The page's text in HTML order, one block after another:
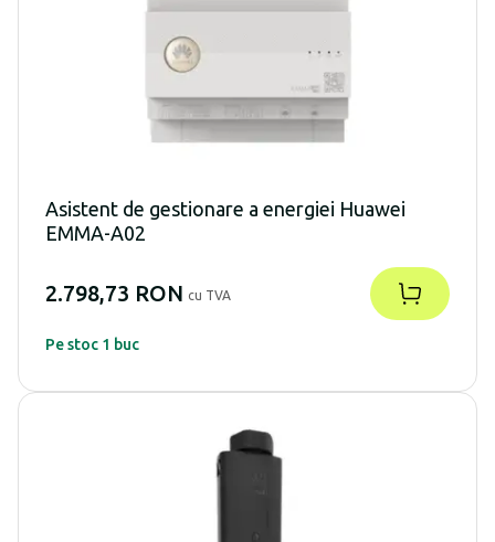
Asistent de gestionare a energiei Huawei
EMMA-A02
2.798,73 RON cu TVA
Pe stoc 1 buc